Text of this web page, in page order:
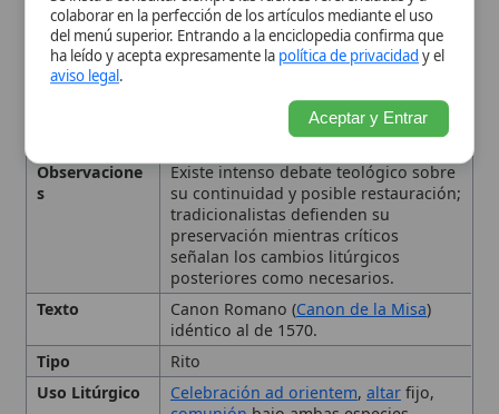
Texto
Canon Romano (Canon de la Misa)
idéntico al de 1570.
Tipo
Rito
Uso Litúrgico
bajo ambas especies,
señal de la cruz; uso
canto gregoriano.
Definición y contexto
Características litúrgicas
Reformas conciliares y su
impacto